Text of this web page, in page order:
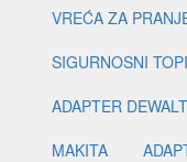
VREĆA ZA
SIGURNOSNI
ADAPTER DEWALT
MAKITA